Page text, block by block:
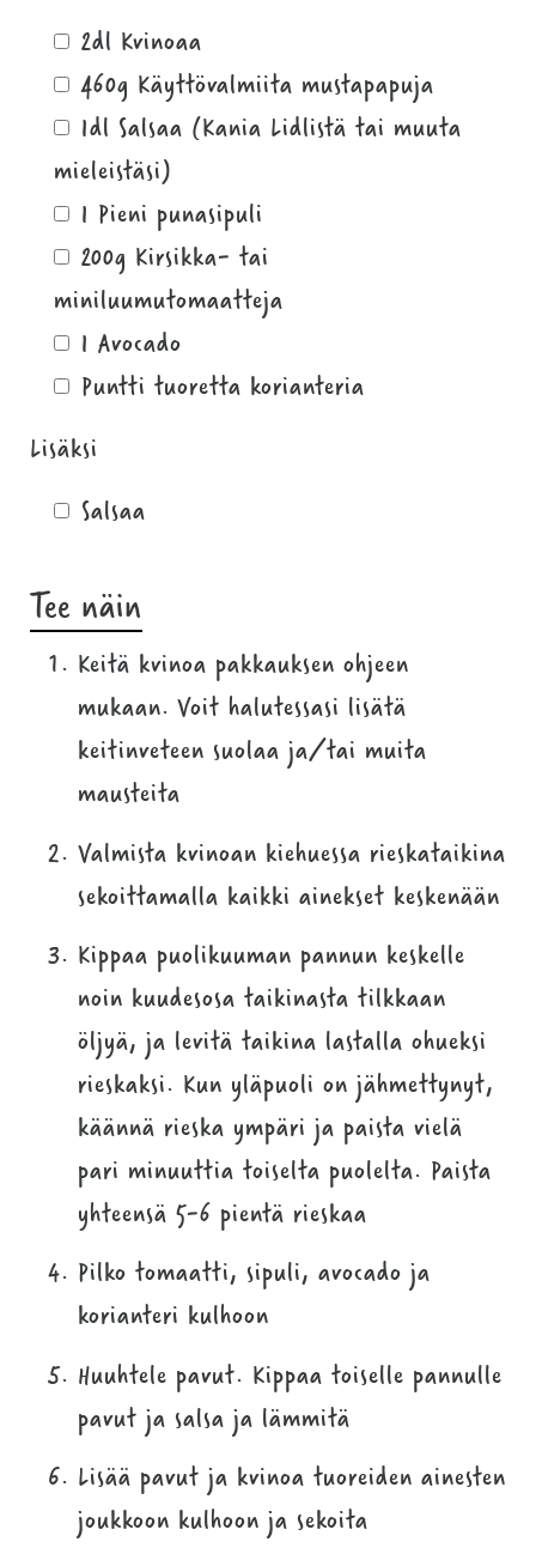
2dl Kvinoaa
460g Käyttövalmiita mustapapuja
1dl Salsaa (Kania Lidlistä tai muuta
mieleistäsi)
1 Pieni punasipuli
200g Kirsikka- tai
miniluumutomaatteja
1 Avocado
Puntti tuoretta korianteria
Lisäksi
Salsaa
Tee näin
Keitä kvinoa pakkauksen ohjeen
mukaan. Voit halutessasi lisätä
keitinveteen suolaa ja/tai muita
mausteita
Valmista kvinoan kiehuessa rieskataikina
sekoittamalla kaikki ainekset keskenään
Kippaa puolikuuman pannun keskelle
noin kuudesosa taikinasta tilkkaan
öljyä, ja levitä taikina lastalla ohueksi
rieskaksi. Kun yläpuoli on jähmettynyt,
käännä rieska ympäri ja paista vielä
pari minuuttia toiselta puolelta. Paista
yhteensä 5-6 pientä rieskaa
Pilko tomaatti, sipuli, avocado ja
korianteri kulhoon
Huuhtele pavut. Kippaa toiselle pannulle
pavut ja salsa ja lämmitä
Lisää pavut ja kvinoa tuoreiden ainesten
joukkoon kulhoon ja sekoita